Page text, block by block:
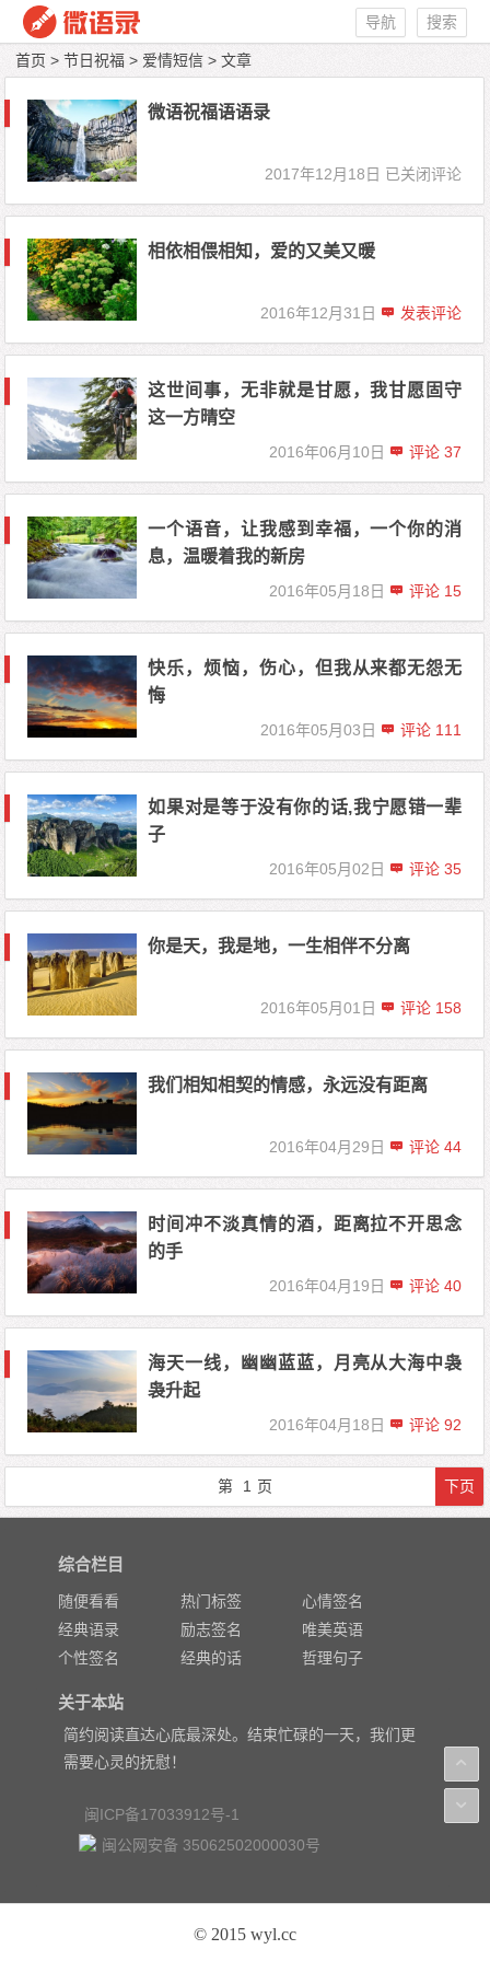
搜索
导航
首页 >节日祝福 > 爱情短信 > 文章
微语祝福语语录
2017年12月18日 微语祝福语
语录
已关闭评论
相依相偎相知，爱的又美又暖
2016年12月31日 发表评论
这世间事，无非就是甘愿，我甘愿固守
这一方晴空
2016年06月10日 评论 37
一个语音，让我感到幸福，一个你的消
息，温暖着我的新房
2016年05月18日 评论 15
快乐，烦恼，伤心，但我从来都无怨无
悔
2016年05月03日 评论 111
如果对是等于没有你的话,我宁愿错一辈
子
2016年05月02日 评论 35
你是天，我是地，一生相伴不分离
2016年05月01日 评论 158
我们相知相契的情感，永远没有距离
2016年04月29日 评论 44
时间冲不淡真情的酒，距离拉不开思念
的手
2016年04月19日 评论 40
海天一线，幽幽蓝蓝，月亮从大海中袅
袅升起
2016年04月18日 评论 92
第 1 页 下页
综合栏目
随便看看 热门标签
心情签名
经典语录
励志签名
唯美英语
个性签名
经典的话 哲理句子
关于本站
简约阅读直达心底最深处。结束忙碌的一天，我们更
需要心灵的抚慰！
闽ICP备17033912号-1
闽公网安备 35062502000030号
© 2015 wyl.cc